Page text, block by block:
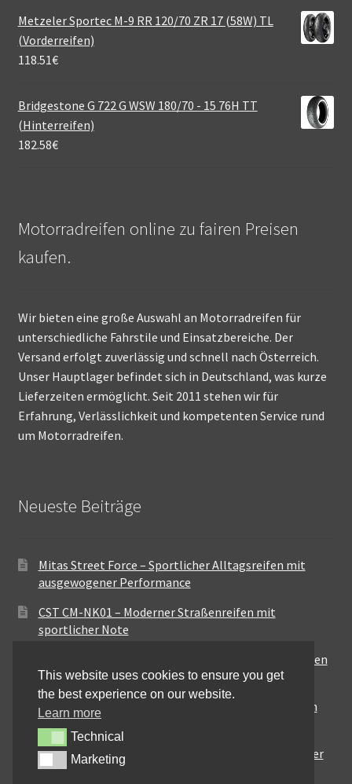
Metzeler Sportec M-9 RR 120/70 ZR 17 (58W) TL
(Vorderreifen)
118.51€
Bridgestone G 722 G WSW 180/70 - 15 76H TT
(Hinterreifen)
182.58€
Motorradreifen online zu fairen Preisen
kaufen.
Wir bieten eine große Auswahl an Motorradreifen für
unterschiedliche Fahrstile und Einsatzbereiche. Der
Versand erfolgt zuverlässig und schnell nach Österreich.
Unser Hauptlager befindet sich in Deutschland, was kurze
Lieferzeiten ermöglicht. Seit 2011 stehen wir für
Erfahrung, Verlässlichkeit und kompetenten Service rund
um Motorradreifen.
Neueste Beiträge
Mitas Street Force – Sportlicher Alltagsreifen mit
ausgewogener Performance
CST CM-NK01 – Moderner Straßenreifen mit
sportlicher Note
Maxxis MA-ST3 – Ausgewogener Sport-Touring-Reifen
für vielseitige Einsätze
Pirelli City Demon – Zuverlässigkeit für den urbanen
Alltag
Metzeler Perfect ME77 – Klassische Optik mit solider
Straßenperformance
This website uses cookies to ensure you get
the best experience on our website.
Learn more
TechnicalTechnical
MarketingMarketing